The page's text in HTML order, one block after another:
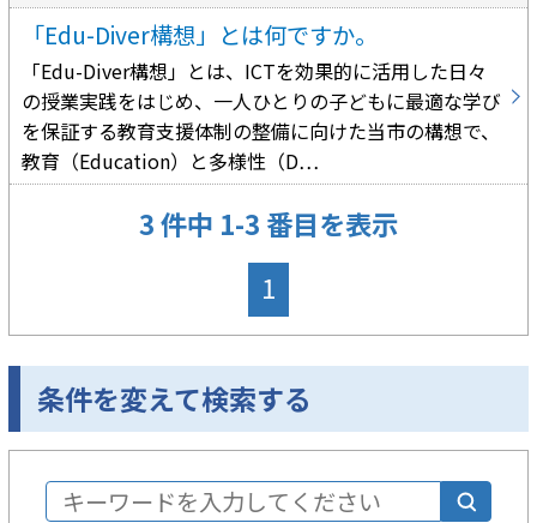
「Edu-Diver構想」とは何ですか。
「Edu-Diver構想」とは、ICTを効果的に活用した日々
の授業実践をはじめ、一人ひとりの子どもに最適な学び
を保証する教育支援体制の整備に向けた当市の構想で、
教育（Education）と多様性（D…
3 件中 1-3 番目を表示
1
条件を変えて検索する